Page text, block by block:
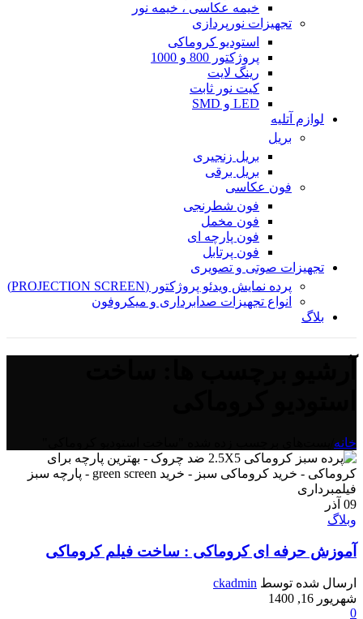
خیمه عکاسی ، خیمه نور
تجهیزات نورپردازی
استودیو کروماکی
پروژکتور 800 و 1000
رینگ لایت
کیت نور ثابت
LED و SMD
لوازم آتلیه
بریل
بریل زنجیری
بریل برقی
فون عکاسی
فون شطرنجی
فون مخمل
فون پارچه ای
فون پرتابل
تجهیزات صوتی و تصویری
پرده نمایش ویدئو پروژکتور (PROJECTION SCREEN)
انواع تجهیزات صدابرداری و میکروفون
بلاگ
خانه
09 آذر
وبلاگ
آموزش حرفه ای کروماکی : ساخت فیلم کروماکی
ارسال شده توسط ckadmin
شهریور 16, 1400
0